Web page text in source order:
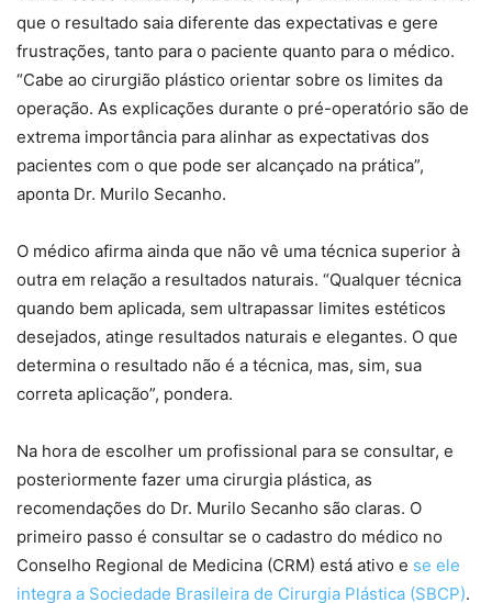
que o resultado saia diferente das expectativas e gere
frustrações, tanto para o paciente quanto para o médico.
“Cabe ao cirurgião plástico orientar sobre os limites da
operação. As explicações durante o pré-operatório são de
extrema importância para alinhar as expectativas dos
pacientes com o que pode ser alcançado na prática”,
aponta Dr. Murilo Secanho.
O médico afirma ainda que não vê uma técnica superior à
outra em relação a resultados naturais. “Qualquer técnica
quando bem aplicada, sem ultrapassar limites estéticos
desejados, atinge resultados naturais e elegantes. O que
determina o resultado não é a técnica, mas, sim, sua
correta aplicação”, pondera.
Na hora de escolher um profissional para se consultar, e
posteriormente fazer uma cirurgia plástica, as
recomendações do Dr. Murilo Secanho são claras. O
primeiro passo é consultar se o cadastro do médico no
Conselho Regional de Medicina (CRM) está ativo e se ele
integra a Sociedade Brasileira de Cirurgia Plástica (SBCP).